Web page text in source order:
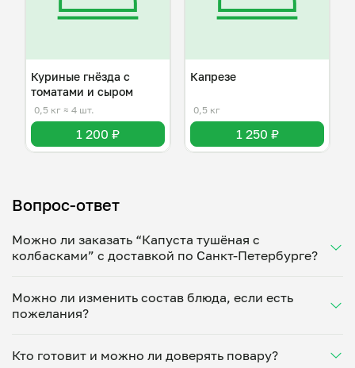
Куриные гнёзда с
томатами и сыром
0,5 кг ≈ 4 шт.
1 200 ₽
Капрезе
0,5 кг
1 250 ₽
Вопрос-ответ
Можно ли заказать “Капуста тушёная с
колбасками” с доставкой по Санкт-Петербурге?
Укажите удобное время — и получите свежее
домашнее блюдо в большой порции прямо с плиты.
минут. Статус заказа отслеживайте в личном
кабинете, а с поваром можно связаться напрямую в
Можно ли изменить состав блюда, если есть
пожелания?
под ваши предпочтения: уберет специи, снизит
Кто готовит и можно ли доверять повару?